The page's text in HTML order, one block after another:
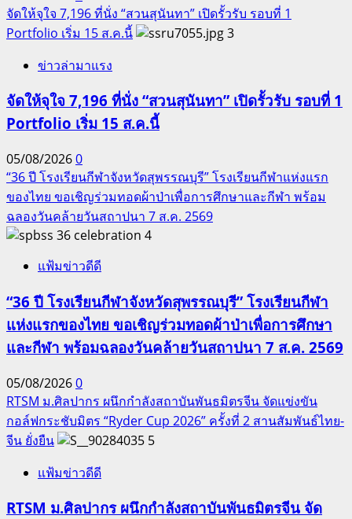
จัดให้จุใจ 7,196 ที่นั่ง “สวนสุนันทา” เปิดรั้วรับ รอบที่ 1
Portfolio เริ่ม 15 ส.ค.นี้
3
ข่าวล่ามาแรง
จัดให้จุใจ 7,196 ที่นั่ง “สวนสุนันทา” เปิดรั้วรับ รอบที่ 1
Portfolio เริ่ม 15 ส.ค.นี้
05/08/20260
“36 ปี โรงเรียนกีฬาจังหวัดสุพรรณบุรี” โรงเรียนกีฬาแห่งแรก
ของไทย ขอเชิญร่วมทอดผ้าป่าเพื่อการศึกษาและกีฬา พร้อม
ฉลองวันคล้ายวันสถาปนา 7 ส.ค. 2569
4
แฟ้มข่าวดีดี
“36 ปี โรงเรียนกีฬาจังหวัดสุพรรณบุรี” โรงเรียนกีฬา
แห่งแรกของไทย ขอเชิญร่วมทอดผ้าป่าเพื่อการศึกษา
และกีฬา พร้อมฉลองวันคล้ายวันสถาปนา 7 ส.ค. 2569
05/08/20260
RTSM ม.ศิลปากร ผนึกกำลังสถาบันพันธมิตรจีน จัดแข่งขัน
กอล์ฟกระชับมิตร “Ryder Cup 2026” ครั้งที่ 2 สานสัมพันธ์ไทย-
จีน ยั่งยืน
5
แฟ้มข่าวดีดี
RTSM ม.ศิลปากร ผนึกกำลังสถาบันพันธมิตรจีน จัด